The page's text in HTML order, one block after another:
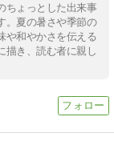
ちょっとした出来事
。夏の暑さや季節の
や和やかさを伝える
描き、読む者に親し